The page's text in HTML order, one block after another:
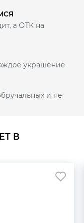
В
а ОТК на
украшение
и не